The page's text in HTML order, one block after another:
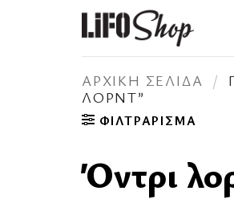
ΑΡΧΙΚΉ ΣΕΛΊΔΑ /
ΛΟΡΝΤ”
ΦΙΛΤΡΆΡΙΣΜΑ
Όντρι